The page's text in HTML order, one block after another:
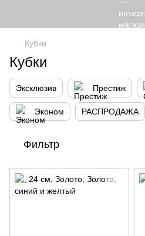
Кубки
Кубки
Эксклюзив Престиж
Эконом РАСПРОДАЖА
Фильтр